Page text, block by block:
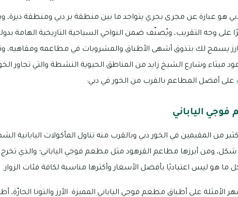
هو عبارة عن مجرى بحري يتواجد ما بين منطقة بر دبي ومنطقة
على وجه التقريب، ويُصنّف ضمن النواحي السياحية التاريخية الهامة بدولة
يسمح لك بتذوق أشهى الأطباق والمشروبات في مطاعمه ومقاهيه،
ميثاء وشارع الشيخ زايد من المناطق الحيوية النشطة والتي تجاور
على أفضل المطاعم بالقرب من الخور في دبي:
الياباني
من المقيمين في الخور دبي وبالقرب منه تناول المأكولات اليابانية
ومن أبرزها مطاعم القرهود مثل مطعم فوجي الياباني؛ والذي تخرج
ما هو ليس اعتياديًا بأفضل الأسعار وأكثرها مناسبة لكافة فئات الزوار.
الأمثلة على أطباق مطعم فوجي الياباني المميزة: الأرز والتونا الحارّة،